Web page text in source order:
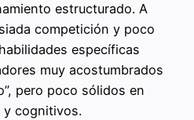
estructurado. A
competición y poco
específicas
muy acostumbrados
pero poco sólidos en
cognitivos.